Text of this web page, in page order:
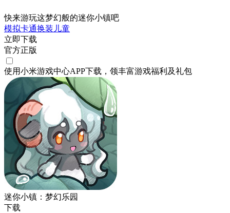
快来游玩这梦幻般的迷你小镇吧
模拟卡通换装 儿童
立即下载
官方正版
使用小米游戏中心APP下载 ，领丰富游戏福利 及礼包
迷你小镇：梦幻乐园
下载